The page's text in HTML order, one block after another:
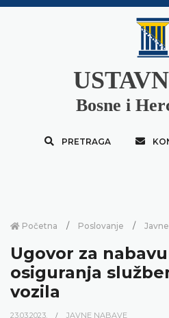
Bosne i
PRETRAGA
Početna Poslovanje
Ugovor za
osiguranja
vozila
23.03.2023. JAVNE NABAVE